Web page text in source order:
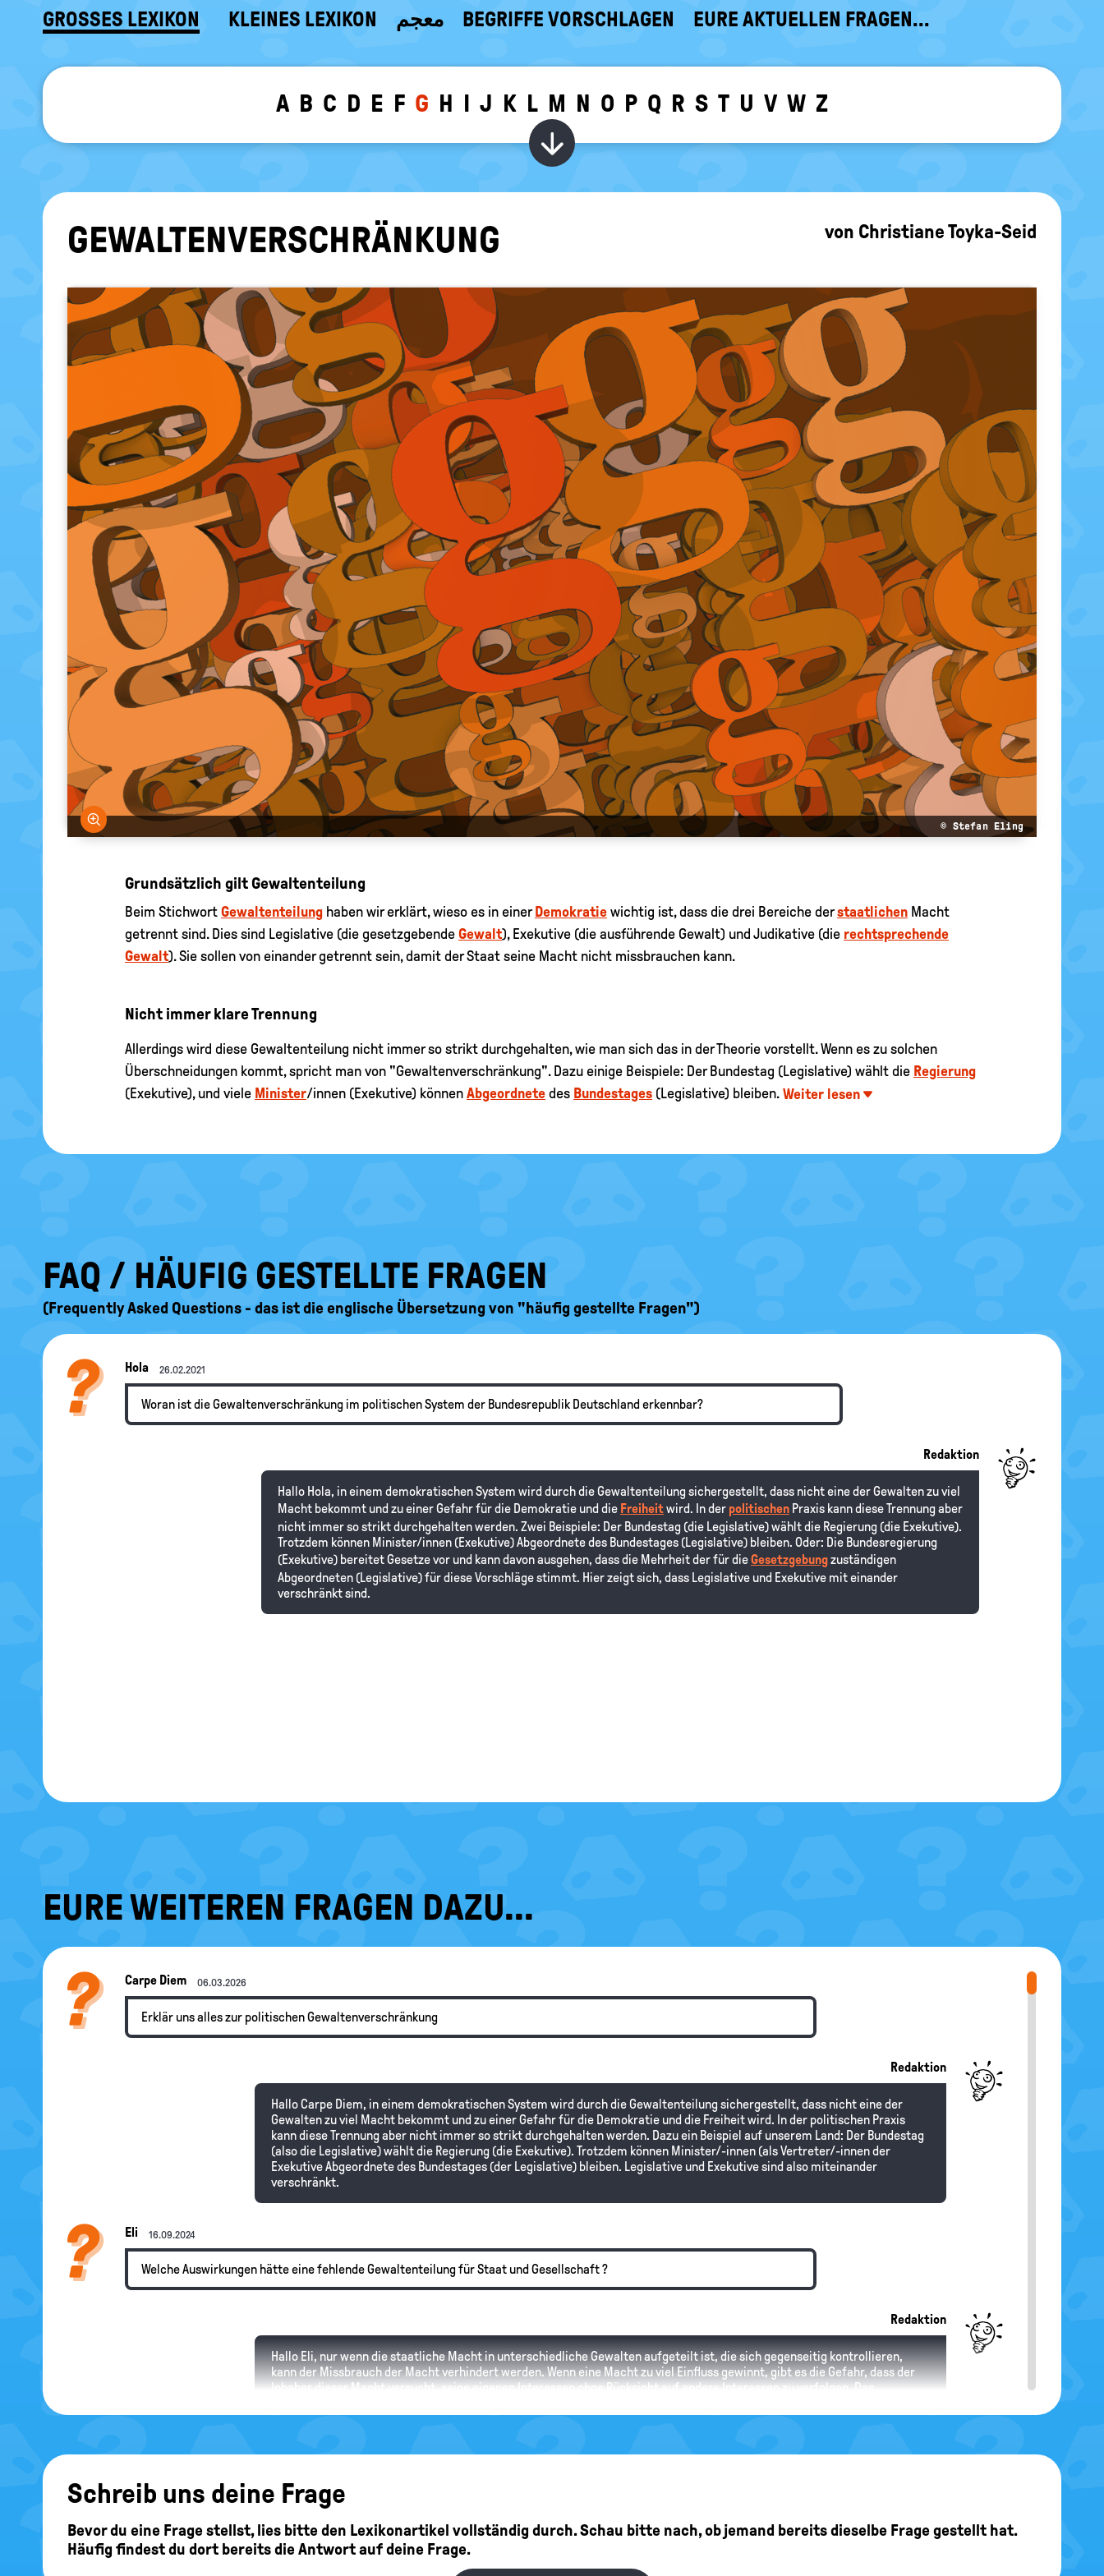
GROSSES LEXIKON KLEINES LEXIKON معجم BEGRIFFE VORSCHLAGEN EURE AKTUELLEN FRAGEN...
A B C D E F G H I J K L M N O P Q R S T U V W Z
Wörter zu dem gewählten Buchstaben ein-/
GE­WAL­TEN­VER­SCHRÄN­KUNG von Christiane Toyka-Seid
Bild vergrößern
© Stefan Eling
Grundsätzlich gilt Gewaltenteilung
Beim Stichwort Gewaltenteilung haben wir erklärt, wieso es in einerDemokratie wichtig ist, dass die drei Bereiche derstaatlichen Macht
getrennt sind. Dies sind Legislative (die gesetzgebende Gewalt), Exekutive (die ausführende Gewalt) und Judikative (die rechtsprechende
Gewalt). Sie sollen von einander getrennt sein, damit der Staat seine Macht nicht missbrauchen kann.
Nicht immer klare Trennung
Allerdings wird diese Gewaltenteilung nicht immer so strikt durchgehalten, wie man sich das in der Theorie vorstellt. Wenn es zu solchen
Überschneidungen kommt, spricht man von "Gewaltenverschränkung". Dazu einige Beispiele: Der Bundestag (Legislative) wählt die Regierung
(Exekutive), und viele Minister/innen (Exekutive) können Abgeordnete des Bundestages (Legislative) bleiben. Weiter lesen
FAQ / HÄUFIG GESTELLTE FRAGEN
(Frequently Asked Questions - das ist die englische Übersetzung von "häufig gestellte Fragen")
Hola 26.02.2021
Woran ist die Gewaltenverschränkung im politischen System der Bundesrepublik Deutschland erkennbar?
Redaktion
Hallo Hola, in einem demokratischen System wird durch die Gewaltenteilung sichergestellt, dass nicht eine der Gewalten zu viel
Macht bekommt und zu einer Gefahr für die Demokratie und die Freiheitwird. In der politischen Praxis kann diese Trennung aber
nicht immer so strikt durchgehalten werden. Zwei Beispiele: Der Bundestag (die Legislative) wählt die Regierung (die Exekutive).
Trotzdem können Minister/innen (Exekutive) Abgeordnete des Bundestages (Legislative) bleiben. Oder: Die Bundesregierung
(Exekutive) bereitet Gesetze vor und kann davon ausgehen, dass die Mehrheit der für dieGesetzgebungzuständigen
Abgeordneten (Legislative) für diese Vorschläge stimmt. Hier zeigt sich, dass Legislative und Exekutive mit einander
verschränkt sind.
EURE WEITEREN FRAGEN DAZU...
Carpe Diem 06.03.2026
Erklär uns alles zur politischen Gewaltenverschränkung
Redaktion
Hallo Carpe Diem, in einem demokratischen System wird durch die Gewaltenteilung sichergestellt, dass nicht eine der
Gewalten zu viel Macht bekommt und zu einer Gefahr für die Demokratie und die Freiheit wird. In der politischen Praxis
kann diese Trennung aber nicht immer so strikt durchgehalten werden. Dazu ein Beispiel auf unserem Land: Der Bundestag
(also die Legislative) wählt die Regierung (die Exekutive). Trotzdem können Minister/-innen (als Vertreter/-innen der
Exekutive Abgeordnete des Bundestages (der Legislative) bleiben. Legislative und Exekutive sind also miteinander
verschränkt.
Eli 16.09.2024
Welche Auswirkungen hätte eine fehlende Gewaltenteilung für Staat und Gesellschaft ?
Redaktion
Hallo Eli, nur wenn die staatliche Macht in unterschiedliche Gewalten aufgeteilt ist, die sich gegenseitig kontrollieren,
kann der Missbrauch der Macht verhindert werden. Wenn eine Macht zu viel Einfluss gewinnt, gibt es die Gefahr, dass der
Inhaber dieser Macht versucht, seine eigenen Interessen ohne Rücksicht auf andere Interessen zu verfolgen. Das
Spongbob 12.12.2023
Wie funktioniert das System der Gewaltverzichtserklärung?
Redaktion
Schreib uns deine Frage
Bevor du eine Frage stellst, lies bitte den Lexikonartikel vollständig durch. Schau bitte nach, ob jemand bereits dieselbe Frage gestellt hat.
Häufig findest du dort bereits die Antwort auf deine Frage.